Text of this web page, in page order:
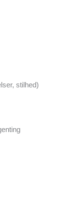
stilhed)